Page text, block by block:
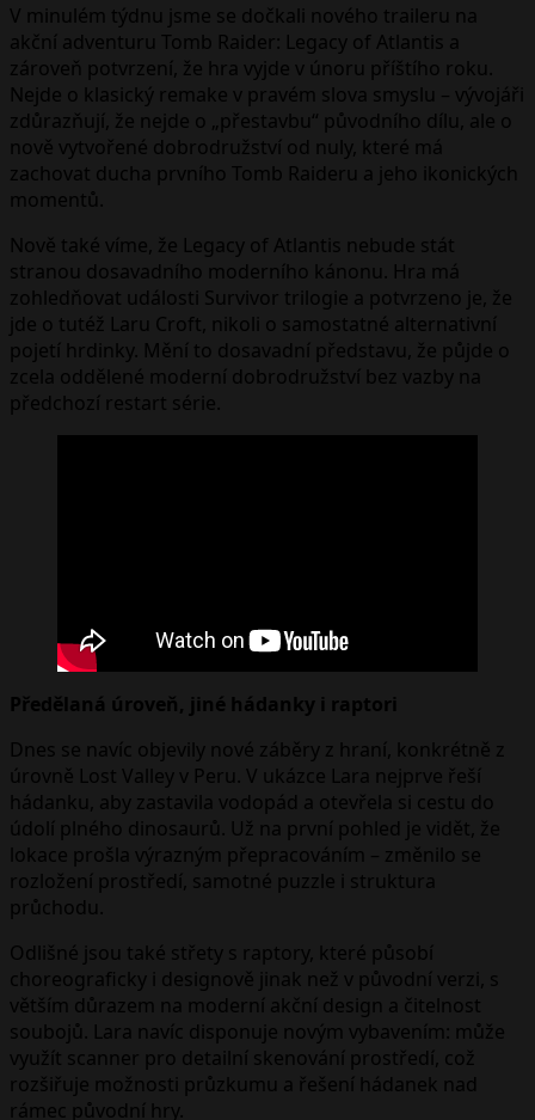
V minulém týdnu jsme se dočkali nového traileru na
akční adventuru Tomb Raider: Legacy of Atlantis a
zároveň potvrzení, že hra vyjde v únoru příštího roku.
Nejde o klasický remake v pravém slova smyslu – vývojáři
zdůrazňují, že nejde o „přestavbu“ původního dílu, ale o
nově vytvořené dobrodružství od nuly, které má
zachovat ducha prvního Tomb Raideru a jeho ikonických
momentů.
Nově také víme, že Legacy of Atlantis nebude stát
stranou dosavadního moderního kánonu. Hra má
zohledňovat události Survivor trilogie a potvrzeno je, že
jde o tutéž Laru Croft, nikoli o samostatné alternativní
pojetí hrdinky. Mění to dosavadní představu, že půjde o
zcela oddělené moderní dobrodružství bez vazby na
předchozí restart série.
Předělaná úroveň, jiné hádanky i raptori
Dnes se navíc objevily nové záběry z hraní, konkrétně z
úrovně Lost Valley v Peru. V ukázce Lara nejprve řeší
hádanku, aby zastavila vodopád a otevřela si cestu do
údolí plného dinosaurů. Už na první pohled je vidět, že
lokace prošla výrazným přepracováním – změnilo se
rozložení prostředí, samotné puzzle i struktura
průchodu.
Odlišné jsou také střety s raptory, které působí
choreograficky i designově jinak než v původní verzi, s
větším důrazem na moderní akční design a čitelnost
soubojů. Lara navíc disponuje novým vybavením: může
využít scanner pro detailní skenování prostředí, což
rozšiřuje možnosti průzkumu a řešení hádanek nad
rámec původní hry.